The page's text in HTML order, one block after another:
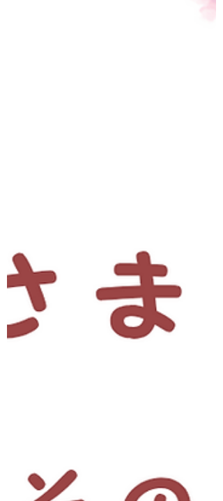
タッフとしてご尽力されている、代表の山